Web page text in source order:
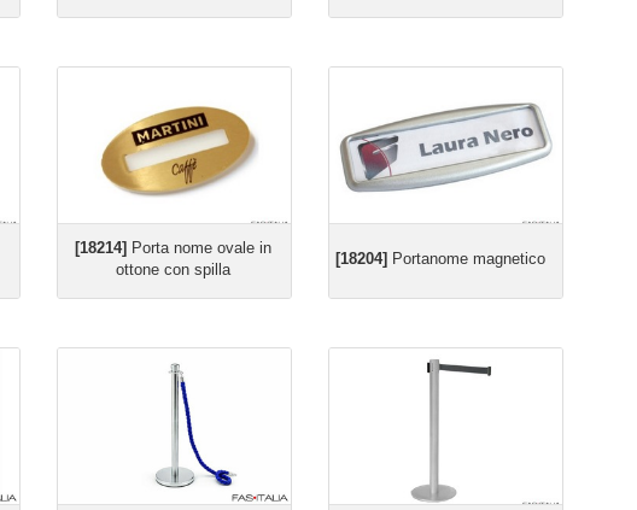
[18214] Porta nome ovale in
ottone con spilla
[18204] Portanome magnetico